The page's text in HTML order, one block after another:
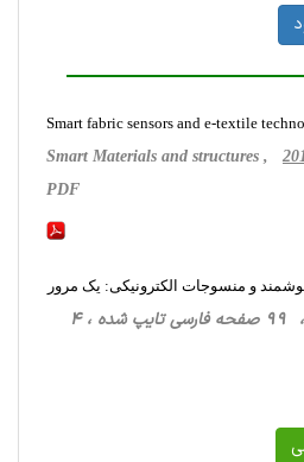
Smart fabric sensors and e-textile
Smart Materials and structures ,
PDF
و منسوجات الکترونیکی: یک مرور
، مهندسی تکنولوژی نساجی، 99 صفحه فارسی تایپ شده ، 4